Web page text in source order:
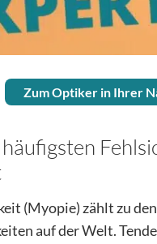
Zum Optiker in Ihrer
Sie Ihren
(Myopie) zählt zu
auf der Welt.